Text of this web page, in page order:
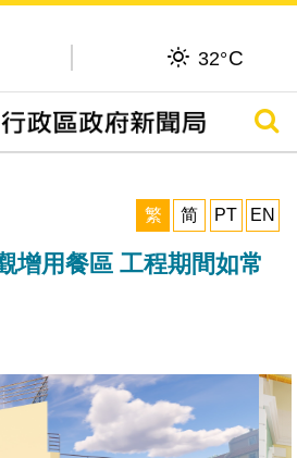
32°C
搜尋
繁
简 PT EN
增用餐區 工程期間如常